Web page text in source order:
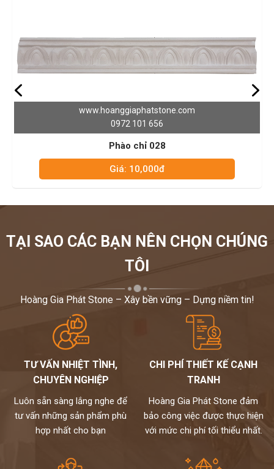
TẠI SAO CÁC BẠN NÊN CHỌN CHÚNG
TÔI
Hoàng Gia Phát Stone – Xây bền vững – Dựng niềm tin!
TƯ VẤN NHIỆT TÌNH,
CHUYÊN NGHIỆP
Luôn sẵn sàng lắng nghe để
tư vấn những sản phẩm phù
hợp nhất cho bạn
CHI PHÍ THIẾT KẾ CẠNH
TRANH
Hoàng Gia Phát Stone đảm
bảo công việc được thực hiện
với mức chi phí tối thiểu nhất.